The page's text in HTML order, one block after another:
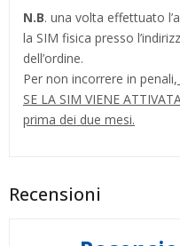
N.B. una volta effettuato
la SIM fisica presso
dell’ordine.
Per non incorrere in penali,
SE LA SIM VIENE
prima dei due mesi.
Recensioni